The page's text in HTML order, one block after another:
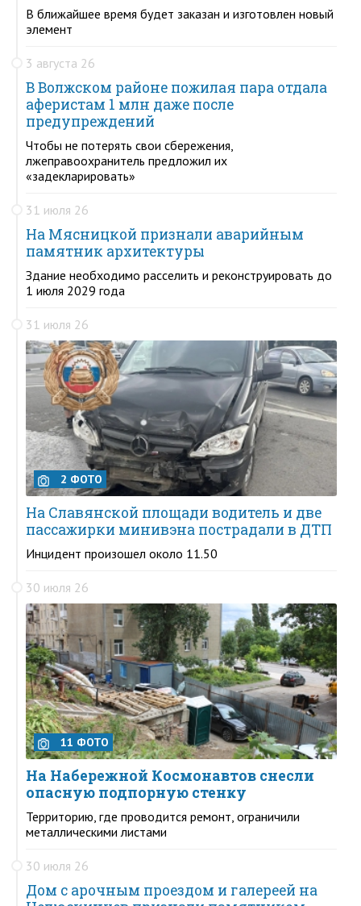
В ближайшее время будет заказан и изготовлен новый
элемент
3 августа 26
В Волжском районе пожилая пара отдала
аферистам 1 млн даже после
предупреждений
Чтобы не потерять свои сбережения,
лжеправоохранитель предложил их
«задекларировать»
31 июля 26
На Мясницкой признали аварийным
памятник архитектуры
Здание необходимо расселить и реконструировать до
1 июля 2029 года
31 июля 26
2 ФОТО
На Славянской площади водитель и две
пассажирки минивэна пострадали в ДТП
Инцидент произошел около 11.50
30 июля 26
11 ФОТО
На Набережной Космонавтов снесли
опасную подпорную стенку
Территорию, где проводится ремонт, ограничили
металлическими листами
30 июля 26
Дом с арочным проездом и галереей на